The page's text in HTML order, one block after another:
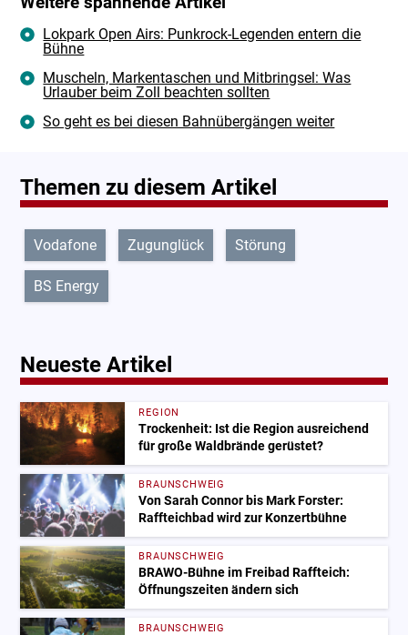
Lokpark Open Airs: Punkrock-Legenden entern die
Bühne
Muscheln, Markentaschen und Mitbringsel: Was
Urlauber beim Zoll beachten sollten
So geht es bei diesen Bahnübergängen weiter
Themen zu diesem Artikel
Vodafone Zugunglück Störung
BS Energy
Neueste Artikel
REGION
Trockenheit: Ist die Region ausreichend
für große Waldbrände gerüstet?
BRAUNSCHWEIG
Von Sarah Connor bis Mark Forster:
Raffteichbad wird zur Konzertbühne
BRAUNSCHWEIG
BRAWO-Bühne im Freibad Raffteich:
Öffnungszeiten ändern sich
BRAUNSCHWEIG